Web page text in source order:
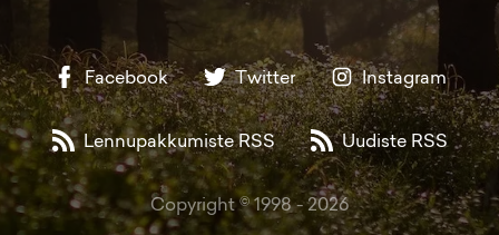
Facebook Twitter Instagram
Lennupakkumiste RSS Uudiste RSS
Copyright © 1998 -2026